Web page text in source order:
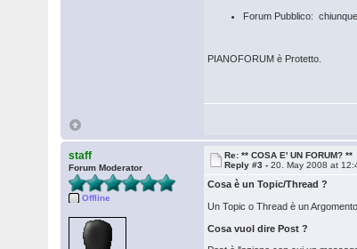
Forum Pubblico:
PIANOFORUM è Protetto.
staff
Forum Moderator
Offline
Re: ** COSA E' UN FORUM? **
Reply #3 -20. May 2008 at
Cosa è un Topic/Thread ?
Un Topic o Thread è un
Cosa vuol dire Post ?